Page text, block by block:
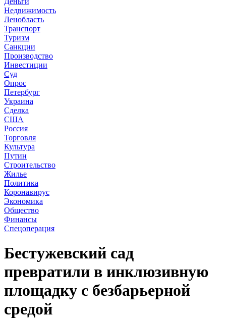
Недвижимость
Ленобласть
Транспорт
Туризм
Санкции
Производство
Инвестиции
Суд
Опрос
Петербург
Украина
Сделка
США
Россия
Торговля
Культура
Путин
Строительство
Жилье
Политика
Коронавирус
Экономика
Общество
Финансы
Спецоперация
Бестужевский сад
превратили в инклюзивную
площадку с безбарьерной
средой